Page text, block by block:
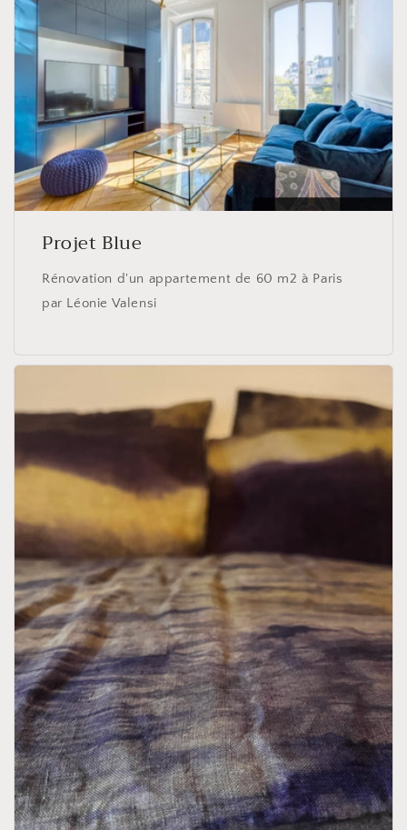
Projet Blue
Rénovation d'un appartement de 60 m2 à Paris
par Léonie Valensi